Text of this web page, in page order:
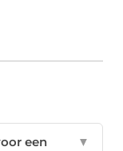
een
▼